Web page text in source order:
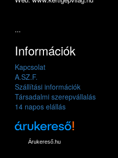
...
Információk
Kapcsolat
A.SZ.F.
Szállítási információk
Társadalmi szerepvállalás
14 napos elállás
Árukereső.hu